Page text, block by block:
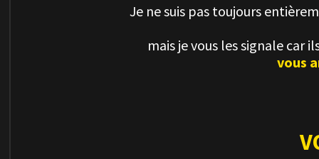
Je ne suis pas toujours
mais je vous les signale car
vous